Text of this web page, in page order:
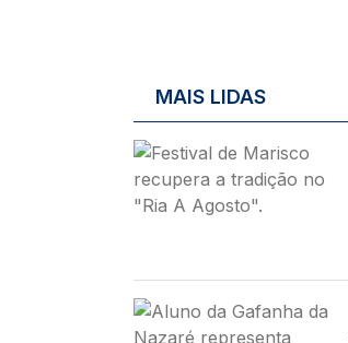
MAIS LIDAS
Imagem
Imagem